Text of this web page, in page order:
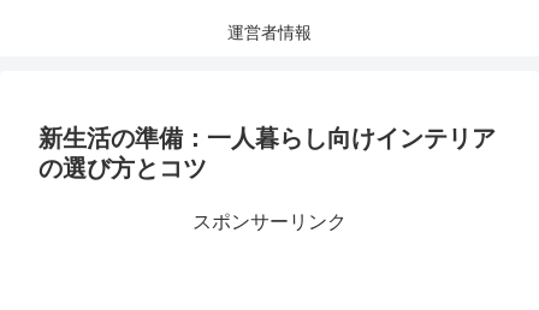
運営者情報
新生活の準備：一人暮らし向けインテリア
の選び方とコツ
スポンサーリンク